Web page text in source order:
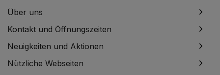
Über uns
Kontakt und Öffnungszeiten
Neuigkeiten und Aktionen
Nützliche Webseiten